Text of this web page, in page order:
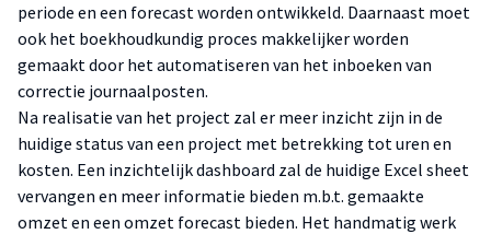
periode en een forecast worden ontwikkeld. Daarnaast moet
ook het boekhoudkundig proces makkelijker worden
gemaakt door het automatiseren van het inboeken van
correctie journaalposten.
Na realisatie van het project zal er meer inzicht zijn in de
huidige status van een project met betrekking tot uren en
kosten. Een inzichtelijk dashboard zal de huidige Excel sheet
vervangen en meer informatie bieden m.b.t. gemaakte
omzet en een omzet forecast bieden. Het handmatig werk